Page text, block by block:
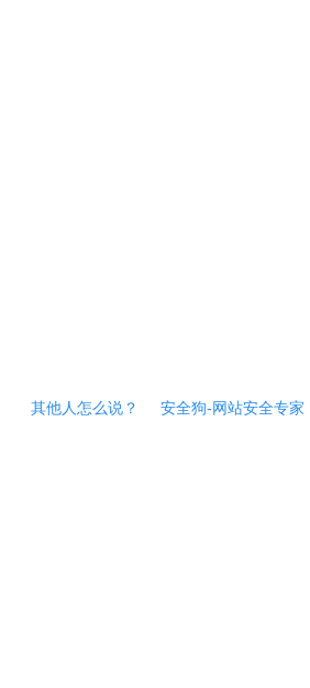
其他人怎么说？ 安全狗-网站安全专家